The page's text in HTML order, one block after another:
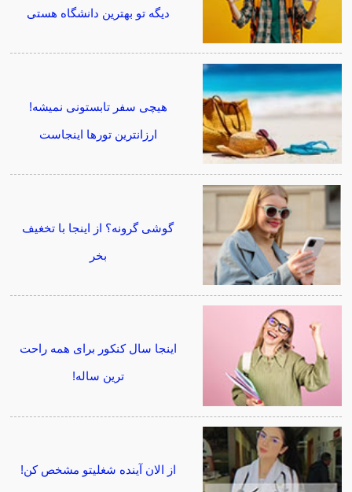
دیگه تو بهترین دانشگاه هستی
هیچی سفر تابستونی نمیشه!
ارزانترین تورها اینجاست
گوشی گرونه؟ از اینجا با تخغیف
بخر
اینجا سال کنکور برای همه راحت
ترین ساله!
از الان آینده شغلیتو مشخص کن!